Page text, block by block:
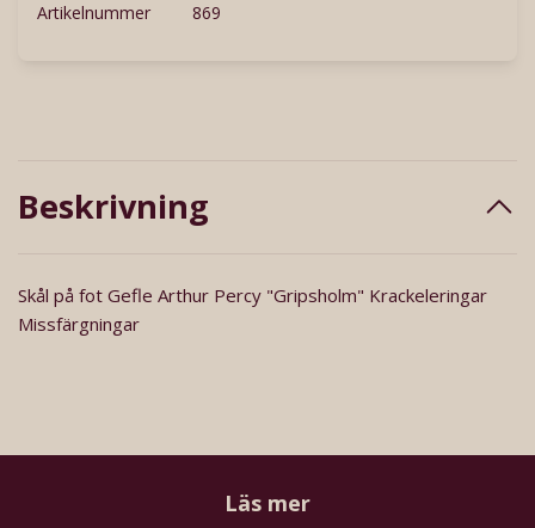
Artikelnummer 869
Beskrivning
Skål på fot Gefle Arthur Percy "Gripsholm" Krackeleringar
Missfärgningar
Läs mer